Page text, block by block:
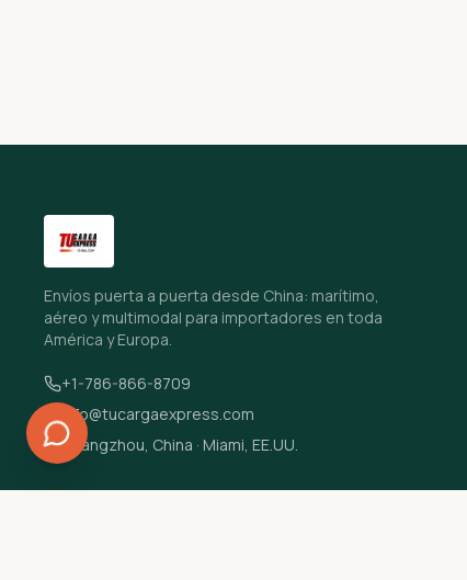
Envíos puerta a puerta desde China: marítimo,
aéreo y multimodal para importadores en toda
América y Europa.
+1-786-866-8709
info@tucargaexpress.com
Guangzhou, China · Miami, EE.UU.